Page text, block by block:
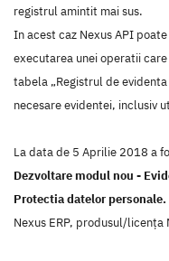
registrul amintit mai sus.
In acest caz Nexus API
executarea unei operatii
tabela „Registrul de
necesare evidentei, inclusiv
La data de 5 Aprilie 2018 a
Dezvoltare modul nou -
Protectia datelor personale.
Nexus ERP, produsul/licenţa